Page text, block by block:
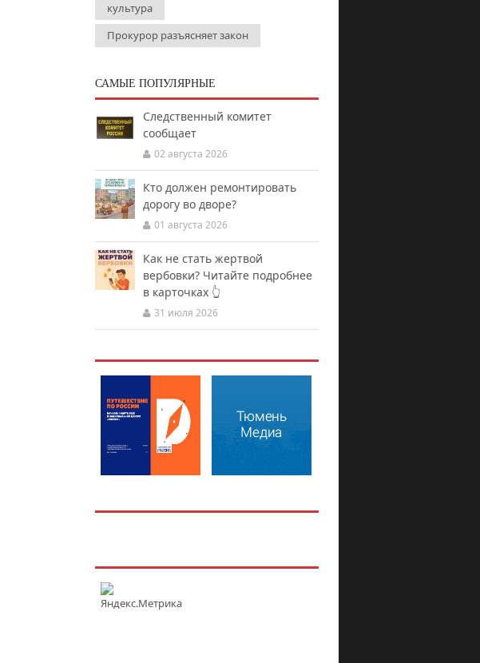
культура
Прокурор разъясняет закон
САМЫЕ ПОПУЛЯРНЫЕ
Следственный комитет
сообщает
02 августа 2026
Кто должен ремонтировать
дорогу во дворе?
01 августа 2026
Как не стать жертвой
вербовки? Читайте подробнее
в карточках 👆
31 июля 2026